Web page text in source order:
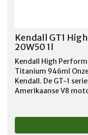
Kendall GT1
20W50 1l
Kendall High
Titanium 946ml
Kendall. De GT-1
Amerikaanse V8
of groter vermogen.
onder meer een
motorsmering onder
Overigens